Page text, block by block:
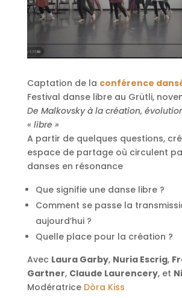
Captation de la conférence
Festival danse libre au Grütli,
De Malkovsky à la création,
« libre »
A partir de quelques questions,
espace de partage où circulent
danses en résonance
Que signifie une danse libre ?
Comment se passe la
aujourd’hui ?
Quelle place pour la création ?
Avec Laura Garby, Nuria Escrig,
Gartner, Claude Laurencery, et
Modératrice Dòra Kiss